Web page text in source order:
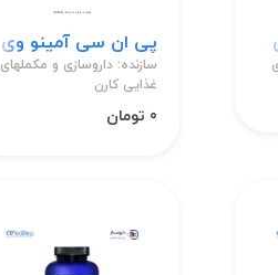
پی ان سی آمینو وی 4600 قرص
سازنده: داروسازی و مکملهای
غذایی کارن
0 تومان